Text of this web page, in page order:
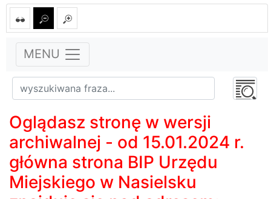
MENU
Oglądasz stronę w wersji
archiwalnej - od 15.01.2024 r.
główna strona BIP Urzędu
Miejskiego w Nasielsku